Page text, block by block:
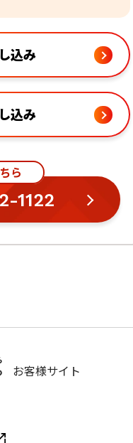
込み
込み
ら
1122
お客様サイト